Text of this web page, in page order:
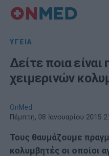
ΥΓΕΙΑ
Δείτε ποια
χειμερινών
OnMed
Πέμπτη, 08 Ιανουαρίου 2015
Τους θαυμάζουμε
κολυμβητές οι οποίοι